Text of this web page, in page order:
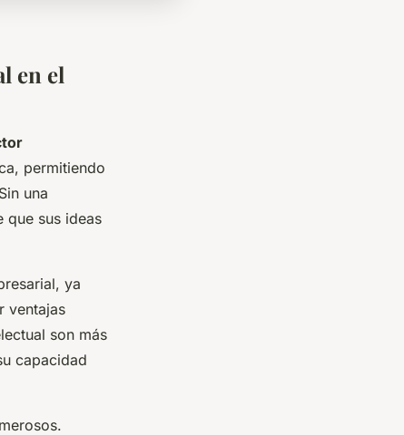
en el
permitiendo
una
que sus ideas
ya
ventajas
son más
capacidad